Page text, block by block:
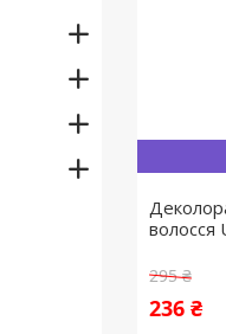
волосся
295 ₴
236 ₴